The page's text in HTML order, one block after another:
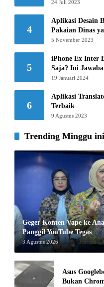
24 Juli 2023
4
Aplikasi Desain
Pakaian Dinas
5 November 2023
5
iPhone Ex Inter
Saja? Ini
19 Januari 2024
6
Aplikasi
Terbaik
9 Agustus 2023
Trending Minggu ini
Geger Konten Vape ke
Panggil YouTube Tegas
3 Agustus 2026
Asus
Bukan